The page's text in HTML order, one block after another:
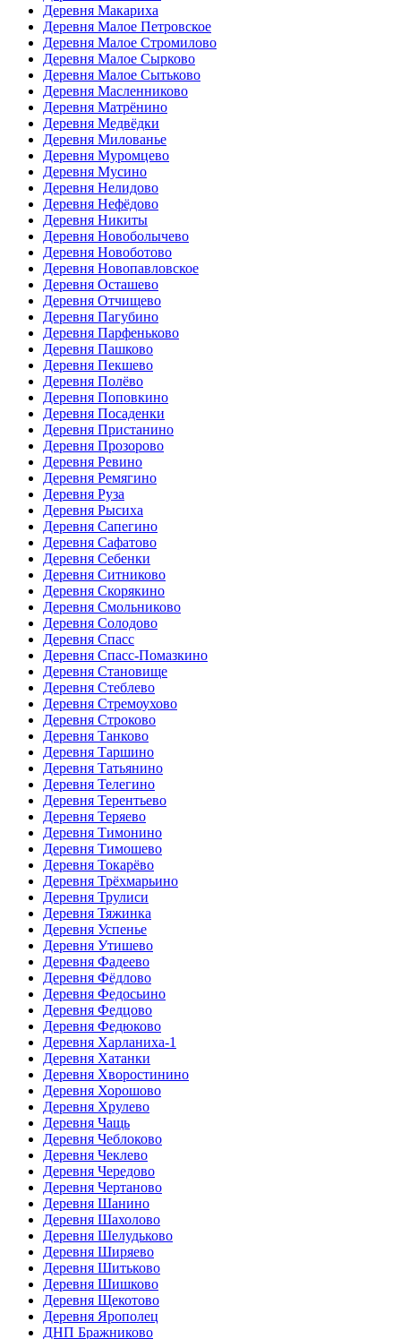
Деревня Макариха
Деревня Малое Петровское
Деревня Малое Стромилово
Деревня Малое Сырково
Деревня Малое Сытьково
Деревня Масленниково
Деревня Матрёнино
Деревня Медвёдки
Деревня Милованье
Деревня Муромцево
Деревня Мусино
Деревня Нелидово
Деревня Нефёдово
Деревня Никиты
Деревня Новоболычево
Деревня Новоботово
Деревня Новопавловское
Деревня Осташево
Деревня Отчищево
Деревня Пагубино
Деревня Парфеньково
Деревня Пашково
Деревня Пекшево
Деревня Полёво
Деревня Поповкино
Деревня Посаденки
Деревня Пристанино
Деревня Прозорово
Деревня Ревино
Деревня Ремягино
Деревня Руза
Деревня Рысиха
Деревня Сапегино
Деревня Сафатово
Деревня Себенки
Деревня Ситниково
Деревня Скорякино
Деревня Смольниково
Деревня Солодово
Деревня Спасс
Деревня Спасс-Помазкино
Деревня Становище
Деревня Стеблево
Деревня Стремоухово
Деревня Строково
Деревня Танково
Деревня Таршино
Деревня Татьянино
Деревня Телегино
Деревня Терентьево
Деревня Теряево
Деревня Тимонино
Деревня Тимошево
Деревня Токарёво
Деревня Трёхмарьино
Деревня Трулиси
Деревня Тяжинка
Деревня Успенье
Деревня Утишево
Деревня Фадеево
Деревня Фёдлово
Деревня Федосьино
Деревня Федцово
Деревня Федюково
Деревня Харланиха-1
Деревня Хатанки
Деревня Хворостинино
Деревня Хорошово
Деревня Хрулево
Деревня Чащь
Деревня Чеблоково
Деревня Чеклево
Деревня Чередово
Деревня Чертаново
Деревня Шанино
Деревня Шахолово
Деревня Шелудьково
Деревня Ширяево
Деревня Шитьково
Деревня Шишково
Деревня Щекотово
Деревня Ярополец
ДНП Бражниково